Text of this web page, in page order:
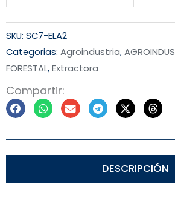
SKU: SC7-ELA2
Categorias: Agroindustria,
FORESTAL,Extractora
Compartir:
DESCRIPCIÓN